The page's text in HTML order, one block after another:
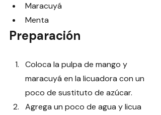
Maracuyá
Menta
Preparación
Coloca la pulpa de mango y
maracuyá en la licuadora con un
poco de sustituto de azúcar.
Agrega un poco de agua y licua